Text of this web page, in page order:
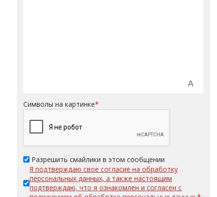
Символы на картинке*
Разрешить смайлики в этом сообщении
Я подтверждаю свое согласие на обработку
персональных данных, а также настоящим
подтверждаю, что я ознакомлен и согласен с